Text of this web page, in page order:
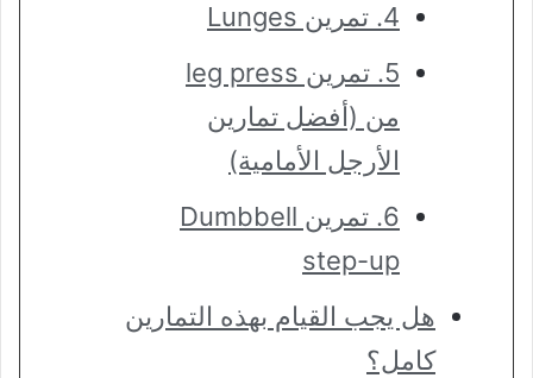
4. تمرين Lunges
5. تمرين leg press
من (أفضل تمارين
الأرجل الأمامية)
6. تمرين Dumbbell
step-up
هل يجب القيام بهذه التمارين
كامل؟